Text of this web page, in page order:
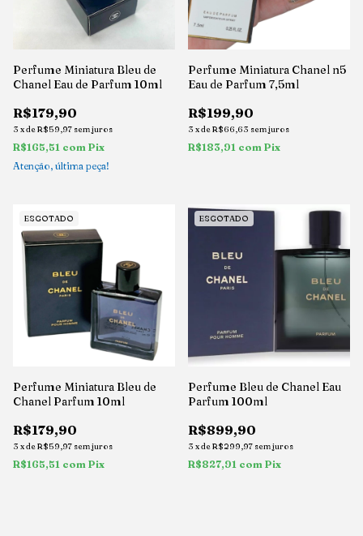
Perfume Miniatura Bleu de
Chanel Eau de Parfum 10ml
R$179,90
3 xdeR$59,97 sem juros
R$165,51 com Pix
Atenção, última peça!
Perfume Miniatura Chanel n5
Eau de Parfum 7,5ml
R$199,90
3 xdeR$66,63 sem juros
R$183,91 com Pix
ESGOTADO
Perfume Miniatura Bleu de
Chanel Parfum 10ml
R$179,90
3 xdeR$59,97 sem juros
R$165,51 com Pix
ESGOTADO
Perfume Bleu de Chanel Eau
Parfum 100ml
R$899,90
3 xdeR$299,97 sem juros
R$827,91 com Pix